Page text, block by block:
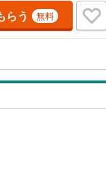
ート相談は第三者によ
ンナーと1対1で・バー
変わって予め確認も・
合せがスムーズですお
らう 無料
）